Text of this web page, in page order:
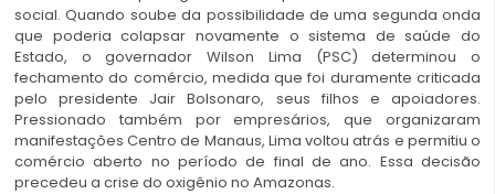
social. Quando soube da possibilidade de uma segunda onda
que poderia colapsar novamente o sistema de saúde do
Estado, o governador Wilson Lima (PSC) determinou o
fechamento do comércio, medida que foi duramente criticada
pelo presidente Jair Bolsonaro, seus filhos e apoiadores.
Pressionado também por empresários, que organizaram
manifestações Centro de Manaus, Lima voltou atrás e permitiu o
comércio aberto no período de final de ano. Essa decisão
precedeu a crise do oxigênio no Amazonas.